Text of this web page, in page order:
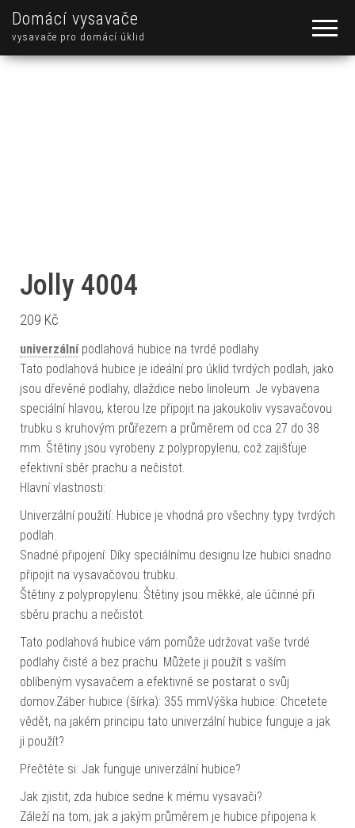
Domácí vysavače
vysavače pro domácí úklid
Jolly 4004
209 Kč
univerzálnípodlahová hubice na tvrdé podlahy
Tato podlahová hubice je ideální pro úklid tvrdých podlah, jako
jsou dřevěné podlahy, dlaždice nebo linoleum. Je vybavena
speciální hlavou, kterou lze připojit na jakoukoliv vysavačovou
trubku s kruhovým průřezem a průměrem od cca 27 do 38
mm. Štětiny jsou vyrobeny z polypropylenu, což zajišťuje
efektivní sběr prachu a nečistot.
Hlavní vlastnosti:
Univerzální použití: Hubice je vhodná pro všechny typy tvrdých
podlah.
Snadné připojení: Díky speciálnímu designu lze hubici snadno
připojit na vysavačovou trubku.
Štětiny z polypropylenu: Štětiny jsou měkké, ale účinné při
sběru prachu a nečistot.
Tato podlahová hubice vám pomůže udržovat vaše tvrdé
podlahy čisté a bez prachu. Můžete ji použít s vaším
oblíbeným vysavačem a efektivně se postarat o svůj
domov.Záber hubice (šírka): 355 mmVýška hubice: Chcetete
vědět, na jakém principu tato univerzální hubice funguje a jak
ji použít?
Přečtěte si: Jak funguje univerzální hubice?
Jak zjistit, zda hubice sedne k mému vysavači?
Záleží na tom, jak a jakým průměrem je hubice připojena k